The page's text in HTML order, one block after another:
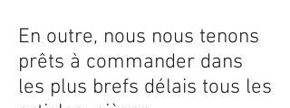
En outre, nous nous tenons
prêts à commander dans
les plus brefs délais tous les